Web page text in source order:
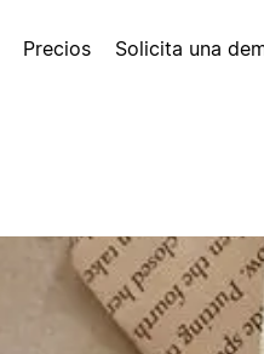
Precios Solicita una